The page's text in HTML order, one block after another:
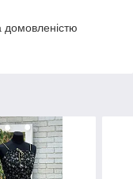
домовленістю